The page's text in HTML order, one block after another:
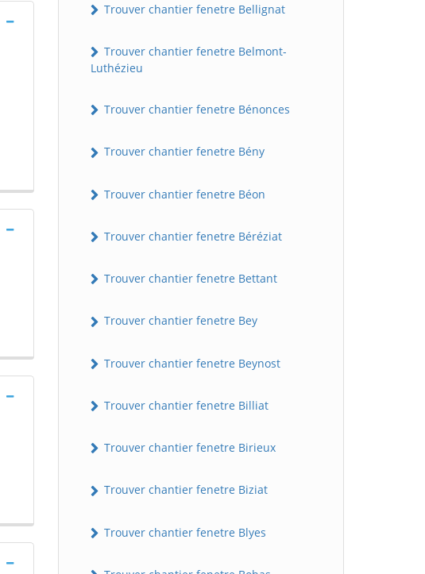
Trouver chantier fenetre Bellignat
Trouver chantier fenetre Belmont-
Luthézieu
Trouver chantier fenetre Bénonces
Trouver chantier fenetre Bény
Trouver chantier fenetre Béon
Trouver chantier fenetre Béréziat
Trouver chantier fenetre Bettant
Trouver chantier fenetre Bey
Trouver chantier fenetre Beynost
Trouver chantier fenetre Billiat
Trouver chantier fenetre Birieux
Trouver chantier fenetre Biziat
Trouver chantier fenetre Blyes